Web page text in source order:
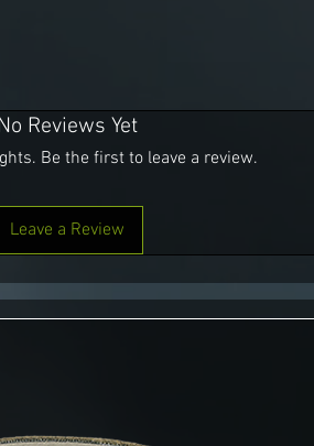
Reviews Yet
Be the first to leave a review.
Leave a Review